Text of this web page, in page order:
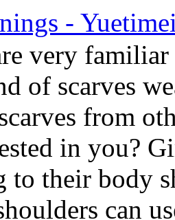
-
very
of scarves
from
in you?
to their body
can